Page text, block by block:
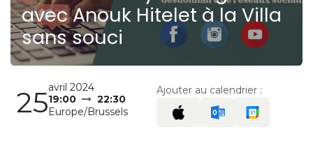
avec Anouk Hitelet à la Villa
sans souci
25avril 2024
19:00
22:30
Europe/Brussels
Ajouter au calendrier :